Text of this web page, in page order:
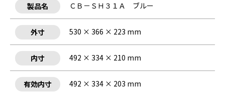
製品名 ＣＢ－ＳＨ３１Ａ ブルー
外寸 530 × 366 × 223 mm
内寸 492 × 334 × 210 mm
有効内寸 492 × 334 × 203 mm